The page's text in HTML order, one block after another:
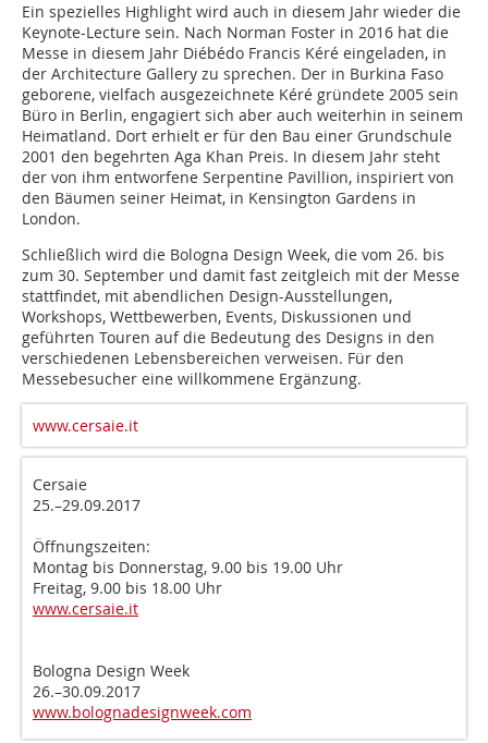
Ein spezielles Highlight wird auch in diesem Jahr wieder die
Keynote-Lecture sein. Nach Norman Foster in 2016 hat die
Messe in diesem Jahr Diébédo Francis Kéré eingeladen, in
der Architecture Gallery zu sprechen. Der in Burkina Faso
geborene, vielfach ausgezeichnete Kéré gründete 2005 sein
Büro in Berlin, engagiert sich aber auch weiterhin in seinem
Heimatland. Dort erhielt er für den Bau einer Grundschule
2001 den begehrten Aga Khan Preis. In diesem Jahr steht
der von ihm entworfene Serpentine Pavillion, inspiriert von
den Bäumen seiner Heimat, in Kensington Gardens in
London.
Schließlich wird die Bologna Design Week, die vom 26. bis
zum 30. September und damit fast zeitgleich mit der Messe
stattfindet, mit abendlichen Design-Ausstellungen,
Workshops, Wettbewerben, Events, Diskussionen und
geführten Touren auf die Bedeutung des Designs in den
verschiedenen Lebens­bereichen verweisen. Für den
Messebesucher eine willkommene Ergänzung.
www.cersaie.it
Cersaie
25.–29.09.2017
Öffnungszeiten:
Montag bis Donnerstag, 9.00 bis 19.00 Uhr
Freitag, 9.00 bis 18.00 Uhr
www.cersaie.it
Bologna Design Week
26.–30.09.2017
www.bolognadesignweek.com